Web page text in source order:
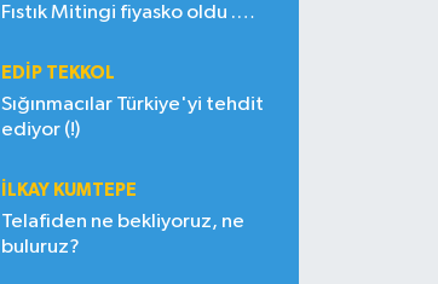
Fıstık Mitingi fiyasko oldu .
EDIP TEKKOL
Sığınmacılar Türkiye'yi tehdit
ediyor (!)
İLKAY KUMTEPE
Telafiden ne bekliyoruz, ne
buluruz?